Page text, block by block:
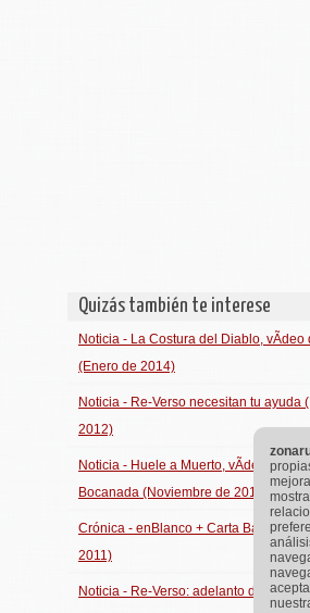
Quizás también te interese
Noticia - La Costura del Diablo, vÃ­deo
(Enero de 2014)
Noticia - Re-Verso necesitan tu ayuda
2012)
Noticia - Huele a Muerto, vÃ­deo
Bocanada (Noviembre de 2013)
Crónica - enBlanco + Carta Baladi
2011)
Noticia - Re-Verso: adelanto del disco y
zona